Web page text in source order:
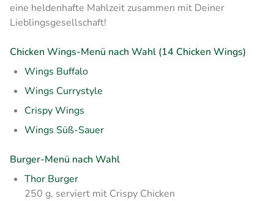
eine heldenhafte Mahlzeit zusammen mit Deiner
Lieblingsgesellschaft!
Chicken Wings-Menü nach Wahl (14 Chicken Wings)
Wings Buffalo
Wings Currystyle
Crispy Wings
Wings Süß-Sauer
Burger-Menü nach Wahl
Thor Burger
250 g, serviert mit Crispy Chicken